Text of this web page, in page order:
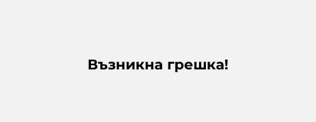
Възникна грешка!